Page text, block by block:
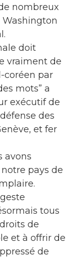
nombreux
doit
vraiment de
coréen par
mots” a
exécutif de
des
et fer
avons
pays de
tous
de
et à offrir de
de